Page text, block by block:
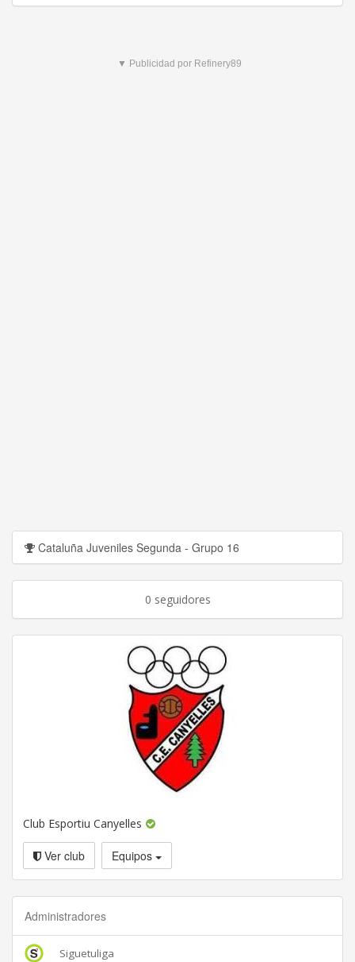
▼ Publicidad por Refinery89
Cataluña Juveniles Segunda - Grupo 16
0 seguidores
Club Esportiu Canyelles
Ver club Equipos
Administradores
Siguetuliga